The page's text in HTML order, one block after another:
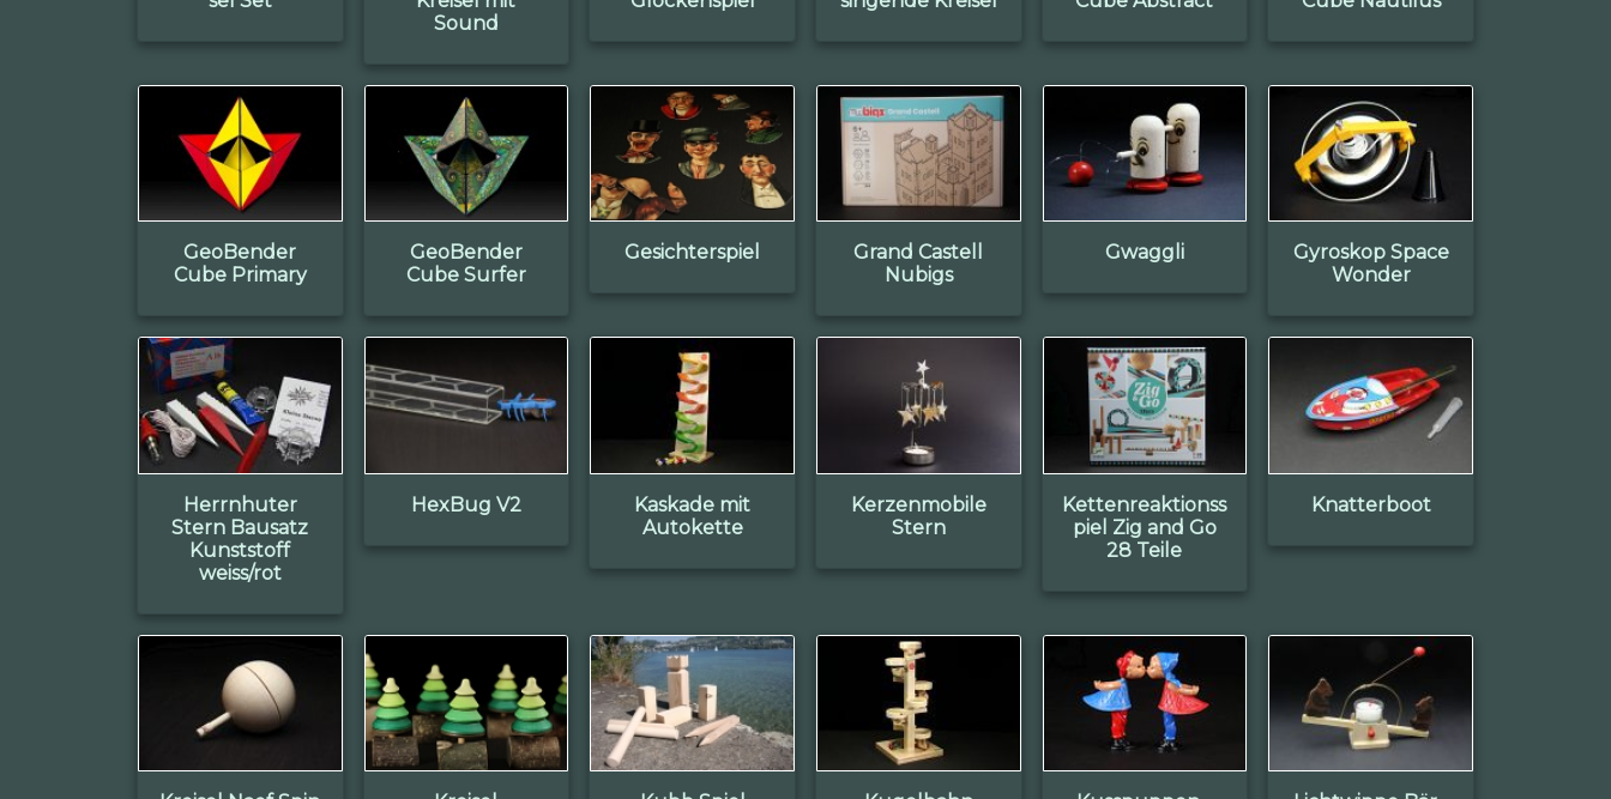
Sound
GeoBender
Cube Primary
GeoBender
Cube Surfer
Gesichterspiel
Grand Castell
Nubigs
Gwaggli
Gyroskop Space
Wonder
Herrnhuter
Stern Bausatz
Kunststoff
weiss/rot
HexBug V2
Kaskade mit
Autokette
Kerzenmobile
Stern
Kettenreaktionss
piel Zig and Go
28 Teile
Knatterboot